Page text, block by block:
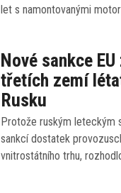
let s namontovanými
Nové sankce
třetích zemí
Rusku
Protože ruským leteckým
sankcí dostatek
vnitrostátního trhu,